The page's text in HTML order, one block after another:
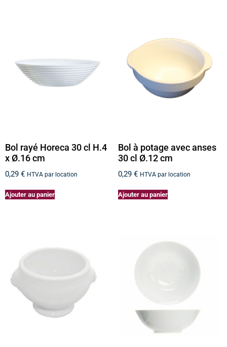
Bol rayé Horeca 30 cl H.4
x Ø.16 cm
0,29 € HTVA par location
Ajouter au panier
Bol à potage avec anses
30 cl Ø.12 cm
0,29 € HTVA par location
Ajouter au panier